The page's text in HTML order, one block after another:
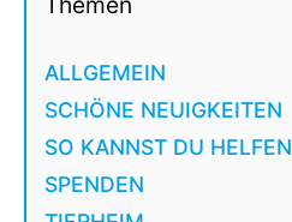
ALLGEMEIN
SCHÖNE NEUIGKEITEN
SO KANNST DU HELFEN
SPENDEN